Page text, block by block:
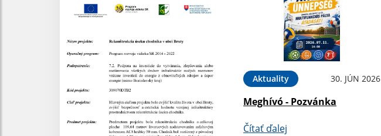
Aktuality 30. JÚN 2026
Meghívó - Pozvánka
Čítať ďalej